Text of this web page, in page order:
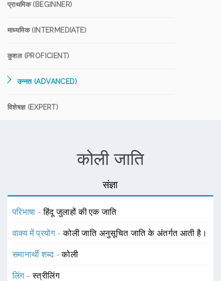
प्राथमिक (BEGINNER)
माध्यमिक (INTERMEDIATE)
कुशल (PROFICIENT)
उन्नत (ADVANCED)
विशेषज्ञ (EXPERT)
कोली जाति
संज्ञा
परिभाषा -हिंदू जुलाहों की एक जाति
वाक्य में प्रयोग -कोली जाति अनुसूचित जाति के अंतर्गत आती है।
समानार्थी शब्द -कोली
लिंग -स्त्रीलिंग